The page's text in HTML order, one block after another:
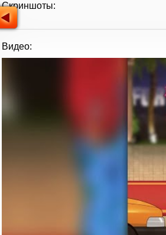
Скриншоты:
Видео: